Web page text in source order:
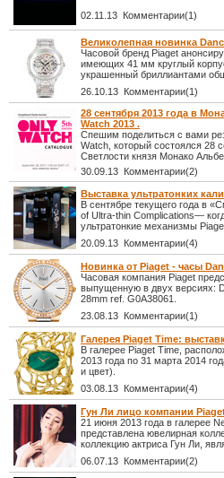
02.11.13 Комментарии(1)
Великолепная новинка
Часовой бренд Piaget
имеющих 41 мм круглый
украшенный бриллиантами
26.10.13 Комментарии(1)
28 сентября 2013 года в
Watch 2013 .
Спешим поделиться с вами
Watch, который состоялся 28
Светлости князя Монако
30.09.13 Комментарии(2)
Выставка ультратонких
В сентябре текущего года в
of Ultra-thin Complications―
ультратонкие механизмы
20.09.13 Комментарии(4)
Новинка от Piaget - часы
Часовая компания Piaget
выпущенную в двух версиях:
28mm ref. G0A38061.
23.08.13 Комментарии(1)
Галерея Piaget Time:
В галерее Piaget Time,
2013 года по 31 марта 2014
и цвет).
03.08.13 Комментарии(4)
Гун Ли лицо компании
21 июня 2013 года в галерее
представлена ювелирная
коллекцию актриса Гун Ли,
06.07.13 Комментарии(2)